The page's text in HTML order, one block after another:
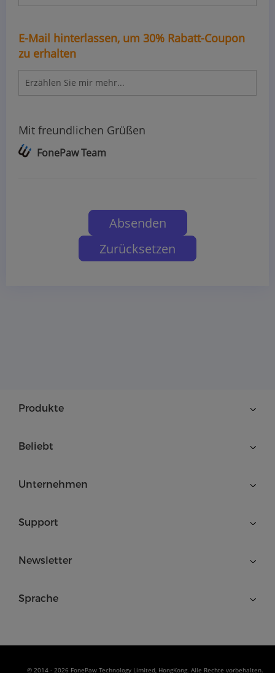
E-Mail hinterlassen, um 30% Rabatt-Coupon
zu erhalten
Mit freundlichen Grüßen
FonePaw Team
Produkte
Beliebt
Unternehmen
Support
Newsletter
Sprache
© 2014 - 2026 FonePaw Technology Limited, HongKong. Alle Rechte vorbehalten.